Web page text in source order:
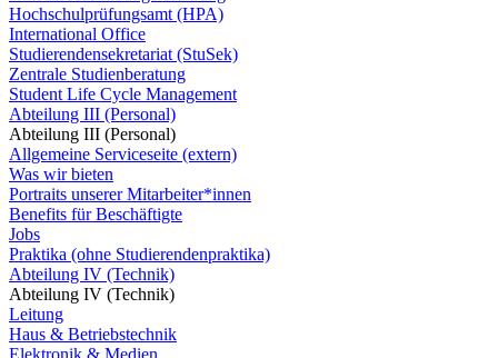
Hochschulprüfungsamt (HPA)
International Office
Studierendensekretariat (StuSek)
Zentrale Studienberatung
Student Life Cycle Management
Abteilung III (Personal)
Abteilung III (Personal)
Allgemeine Serviceseite (extern)
Was wir bieten
Portraits unserer Mitarbeiter*innen
Benefits für Beschäftigte
Jobs
Praktika (ohne Studierendenpraktika)
Abteilung IV (Technik)
Abteilung IV (Technik)
Leitung
Haus & Betriebstechnik
Elektronik & Medien